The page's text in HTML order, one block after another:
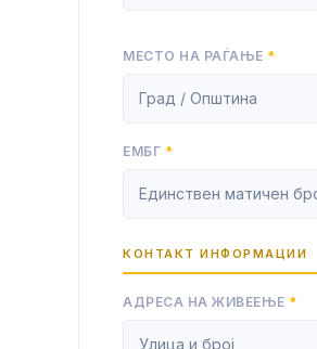
МЕСТО НА РАЃАЊЕ *
ЕМБГ *
КОНТАКТ ИНФОРМАЦИИ
АДРЕСА НА ЖИВЕЕЊЕ *